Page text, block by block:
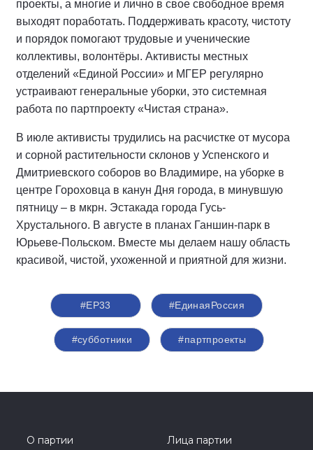
проекты, а многие и лично в свое свободное время
выходят поработать. Поддерживать красоту, чистоту
и порядок помогают трудовые и ученические
коллективы, волонтёры. Активисты местных
отделений «Единой России» и МГЕР регулярно
устраивают генеральные уборки, это системная
работа по партпроекту «Чистая страна».
В июле активисты трудились на расчистке от мусора
и сорной растительности склонов у Успенского и
Дмитриевского соборов во Владимире, на уборке в
центре Гороховца в канун Дня города, в минувшую
пятницу – в мкрн. Эстакада города Гусь-
Хрустального. В августе в планах Ганшин-парк в
Юрьеве-Польском. Вместе мы делаем нашу область
красивой, чистой, ухоженной и приятной для жизни.
#ЕР33 #‎ЕдинаяРоссия
#субботники #партпроекты
О партии
Лица партии